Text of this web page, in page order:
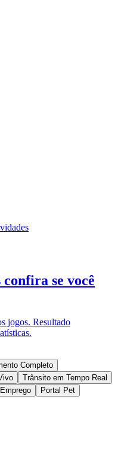
confira se você
jogos. Resultado
Completo
Trânsito em Tempo Real
Portal Pet